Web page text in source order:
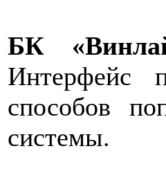
БК
Интерфейс
способов
системы.